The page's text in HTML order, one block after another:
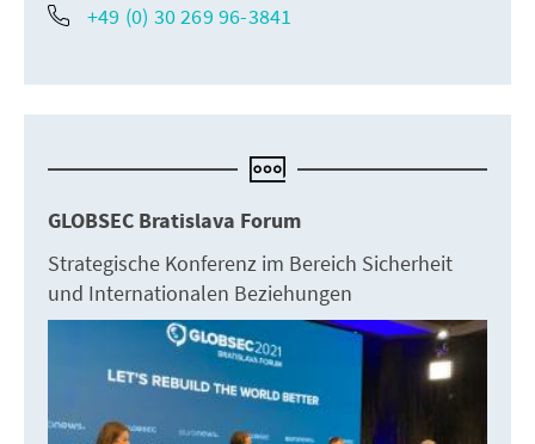
+49 (0) 30 269 96-3841
GLOBSEC Bratislava Forum
Strategische Konferenz im Bereich Sicherheit
und Internationalen Beziehungen